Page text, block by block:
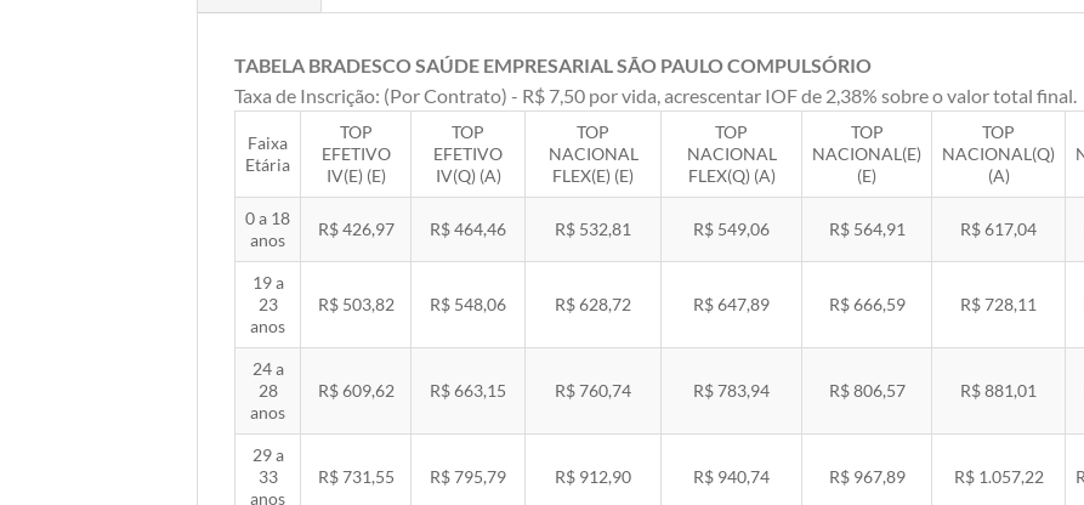
TABELA BRADESCO SAÚDE EMPRESARIAL SÃO PAULO COMPULSÓRIO
Taxa de Inscrição: (Por Contrato) - R$ 7,50 por vida, acrescentar IOF de 2,38% sobre o valor total final.
Faixa
Etária
TOP
EFETIVO
IV(E) (E)
TOP
EFETIVO
IV(Q) (A)
TOP
NACIONAL
FLEX(E) (E)
TOP
NACIONAL
FLEX(Q) (A)
TOP
NACIONAL(E)
(E)
TOP
NACIONAL(Q)
(A)
0 a 18
anos
R$ 426,97 R$ 464,46 R$ 532,81 R$ 549,06 R$ 564,91 R$ 617,04
19 a
23
anos
R$ 503,82 R$ 548,06 R$ 628,72 R$ 647,89 R$ 666,59 R$ 728,11
24 a
28
anos
R$ 609,62 R$ 663,15 R$ 760,74 R$ 783,94 R$ 806,57 R$ 881,01
29 a
33
anos
R$ 731,55 R$ 795,79 R$ 912,90 R$ 940,74 R$ 967,89 R$ 1.057,22